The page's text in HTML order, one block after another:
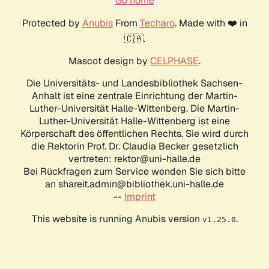
Protected by AnubisFrom Techaro. Made with ❤️ in
🇨🇦.
Mascot design by CELPHASE.
Die Universitäts- und Landesbibliothek Sachsen-
Anhalt ist eine zentrale Einrichtung der Martin-
Luther-Universität Halle-Wittenberg. Die Martin-
Luther-Universität Halle-Wittenberg ist eine
Körperschaft des öffentlichen Rechts. Sie wird durch
die Rektorin Prof. Dr. Claudia Becker gesetzlich
vertreten: rektor@uni-halle.de
Bei Rückfragen zum Service wenden Sie sich bitte
an shareit.admin@bibliothek.uni-halle.de
-- Imprint
This website is running Anubis version v1.25.0.